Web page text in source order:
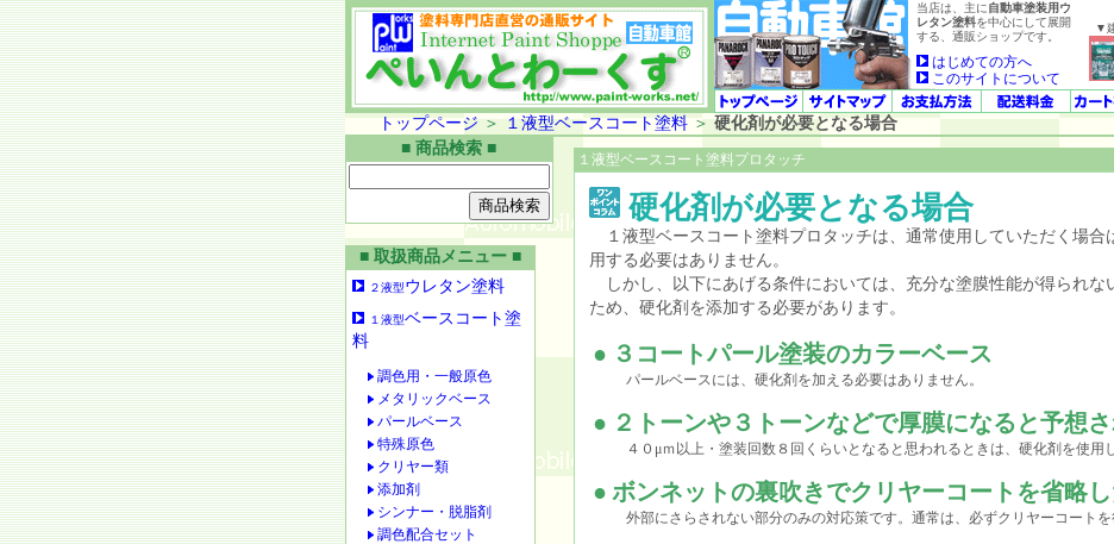
当店は、主に自動車塗装用ウ
レタン塗料を中心にして展開
する、通販ショップです。
はじめての方へ
このサイトについて
▼
トップページ ＞ １液型ベースコート塗料＞ 硬化剤が必要となる場合
■ 商品検索 ■
■ 取扱商品メニュー ■
２液型ウレタン塗料
１液型ベースコート塗
料
調色用・一般原色
メタリックベース
パールベース
特殊原色
クリヤー類
添加剤
シンナー・脱脂剤
調色配合セット
１液型ベースコート塗料プロタッチ
硬化剤が必要となる場合
１液型ベースコート塗料プロタッチは、通常使用していただく場合
用する必要はありません。
しかし、以下にあげる条件においては、充分な塗膜性能が得られな
ため、硬化剤を添加する必要があります。
● ３コートパール塗装のカラーベース
パールベースには、硬化剤を加える必要はありません。
● ２トーンや３トーンなどで厚膜になると予想
４０μｍ以上・塗装回数８回くらいとなると思われるときは、硬化剤を使用
● ボンネットの裏吹きでクリヤーコートを省略
外部にさらされない部分のみの対応策です。通常は、必ずクリヤーコートを